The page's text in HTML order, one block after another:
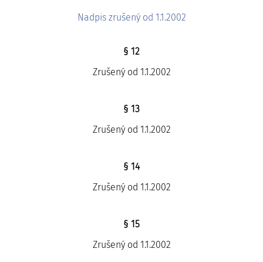
Nadpis zrušený od 1.1.2002
§ 12
Zrušený od 1.1.2002
§ 13
Zrušený od 1.1.2002
§ 14
Zrušený od 1.1.2002
§ 15
Zrušený od 1.1.2002